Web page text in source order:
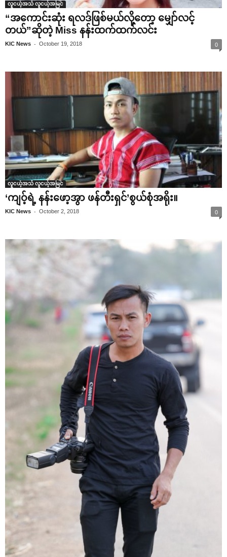
လူငယ့်အသံ လူငယ့်အမြင်
“အ‌ကောင်းဆုံး ရလဒ်ဖြစ်မယ်လို့‌တော့ ‌မျှော်လင့်
တယ်”ဆိုတဲ့ Miss နန်းထက်ထက်လင်း
KIC News - October 19, 2018 0
လူငယ့်အသံ လူငယ့်အမြင်
‘ကျဝ့်ရဲ့ နန်း‌ဖော့အွာ ဖန်တီးရှင်’စွယ်စုံအရိုး။
KIC News - October 2, 2018 0